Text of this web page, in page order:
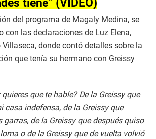
del programa de Magaly Medina, se
con las declaraciones de Luz Elena,
donde contó detalles sobre la
que tenía su hermano con Greissy
quieres que te hable? De la Greissy que
casa indefensa, de la Greissy que
garras, de la Greissy que después quiso
o de la Greissy que de vuelta volvió